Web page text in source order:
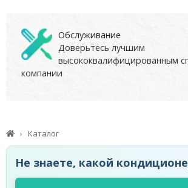
Обслуживание
Доверьтесь лучшим
высококвалифицированным
компании
Каталог
Не знаете, какой